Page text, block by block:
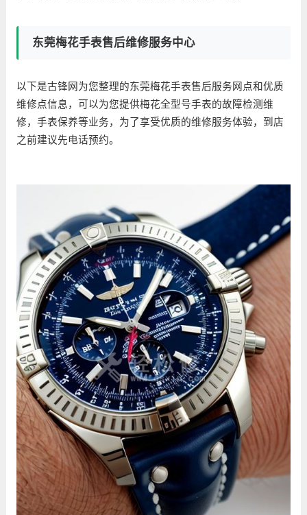
东莞梅花手表售后维修服务中心
以下是古锋网为您整理的东莞梅花手表售后服务网点和优质
维修点信息，可以为您提供梅花全型号手表的故障检测维
修，手表保养等业务，为了享受优质的维修服务体验，到店
之前建议先电话预约。